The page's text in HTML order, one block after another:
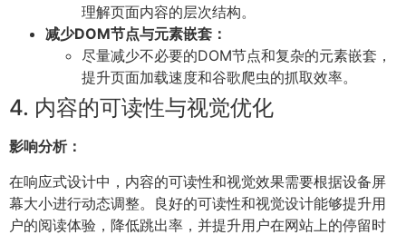
理解页面内容的层次结构。
减少DOM节点与元素嵌套：
尽量减少不必要的DOM节点和复杂的元素嵌套，
提升页面加载速度和谷歌爬虫的抓取效率。
4. 内容的可读性与视觉优化
影响分析：
在响应式设计中，内容的可读性和视觉效果需要根据设备屏
幕大小进行动态调整。良好的可读性和视觉设计能够提升用
户的阅读体验，降低跳出率，并提升用户在网站上的停留时